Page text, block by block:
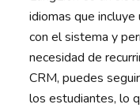
idiomas que
con el sistema y
necesidad de
CRM, puedes
los estudiantes, lo